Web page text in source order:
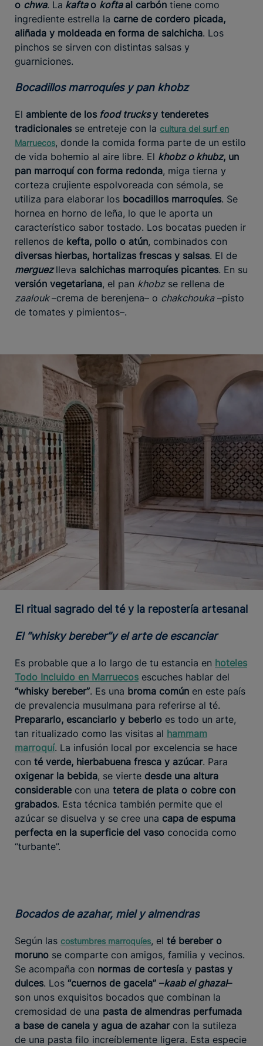
o chwa. La kafta o kofta al carbón tiene como
ingrediente estrella la carne de cordero picada,
aliñada y moldeada en forma de salchicha. Los
pinchos se sirven con distintas salsas y
guarniciones.
Bocadillos marroquíes y pan khobz
El ambiente de los food trucksy tenderetes
tradicionales se entreteje con la cultura del surf en
Marruecos, donde la comida forma parte de un estilo
de vida bohemio al aire libre. El khobz o khubz, un
pan marroquí con forma redonda, miga tierna y
corteza crujiente espolvoreada con sémola, se
utiliza para elaborar los bocadillos marroquíes. Se
hornea en horno de leña, lo que le aporta un
característico sabor tostado. Los bocatas pueden ir
rellenos de kefta, pollo o atún, combinados con
diversas hierbas, hortalizas frescas y salsas. El de
merguezlleva salchichas marroquíes picantes. En su
versión vegetariana, el pan khobzse rellena de
zaalouk–crema de berenjena– o chakchouka–pisto
de tomates y pimientos–.
El ritual sagrado del té y la repostería artesanal
El “whisky bereber”y el arte de escanciar
Es probable que a lo largo de tu estancia en hoteles
Todo Incluido en Marruecos escuches hablar del
“whisky bereber”. Es una broma común en este país
de prevalencia musulmana para referirse al té.
Prepararlo, escanciarlo y beberlo es todo un arte,
tan ritualizado como las visitas al hammam
marroquí. La infusión local por excelencia se hace
con té verde, hierbabuena fresca y azúcar. Para
oxigenar la bebida, se vierte desde una altura
considerable con una tetera de plata o cobre con
grabados. Esta técnica también permite que el
azúcar se disuelva y se cree una capa de espuma
perfecta en la superficie del vaso conocida como
“turbante”.
Bocados de azahar, miel y almendras
Según las costumbres marroquíes, el té bereber o
moruno se comparte con amigos, familia y vecinos.
Se acompaña con normas de cortesía y pastas y
dulces. Los “cuernos de gacela” –kaab el ghazal–
son unos exquisitos bocados que combinan la
cremosidad de una pasta de almendras perfumada
a base de canela y agua de azahar con la sutileza
de una pasta filo increíblemente ligera. Esta especie